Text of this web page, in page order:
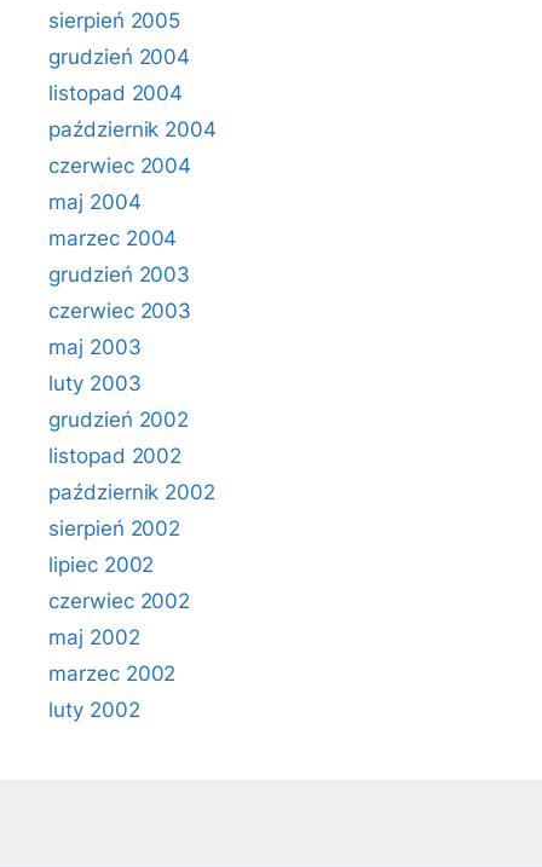
sierpień 2005
grudzień 2004
listopad 2004
październik 2004
czerwiec 2004
maj 2004
marzec 2004
grudzień 2003
czerwiec 2003
maj 2003
luty 2003
grudzień 2002
listopad 2002
październik 2002
sierpień 2002
lipiec 2002
czerwiec 2002
maj 2002
marzec 2002
luty 2002